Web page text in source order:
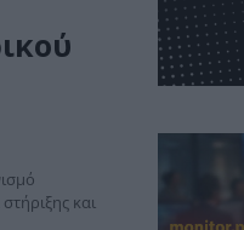
και